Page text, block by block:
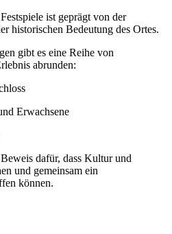
ist geprägt von der
historischen Bedeutung des Ortes.
gibt es eine Reihe von
abrunden:
Erwachsene
dafür, dass Kultur und
und gemeinsam ein
können.